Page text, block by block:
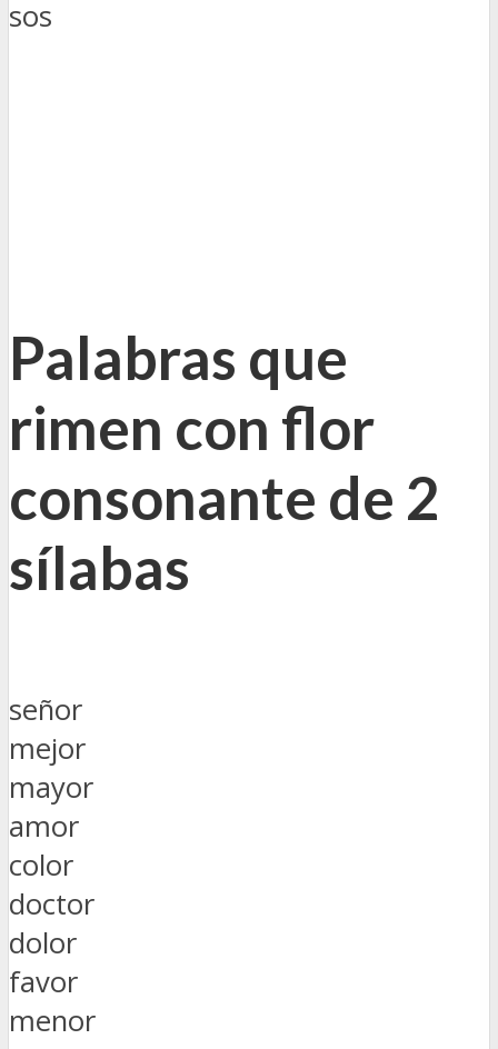
sos
Palabras que
rimen con flor
consonante de 2
sílabas
señor
mejor
mayor
amor
color
doctor
dolor
favor
menor